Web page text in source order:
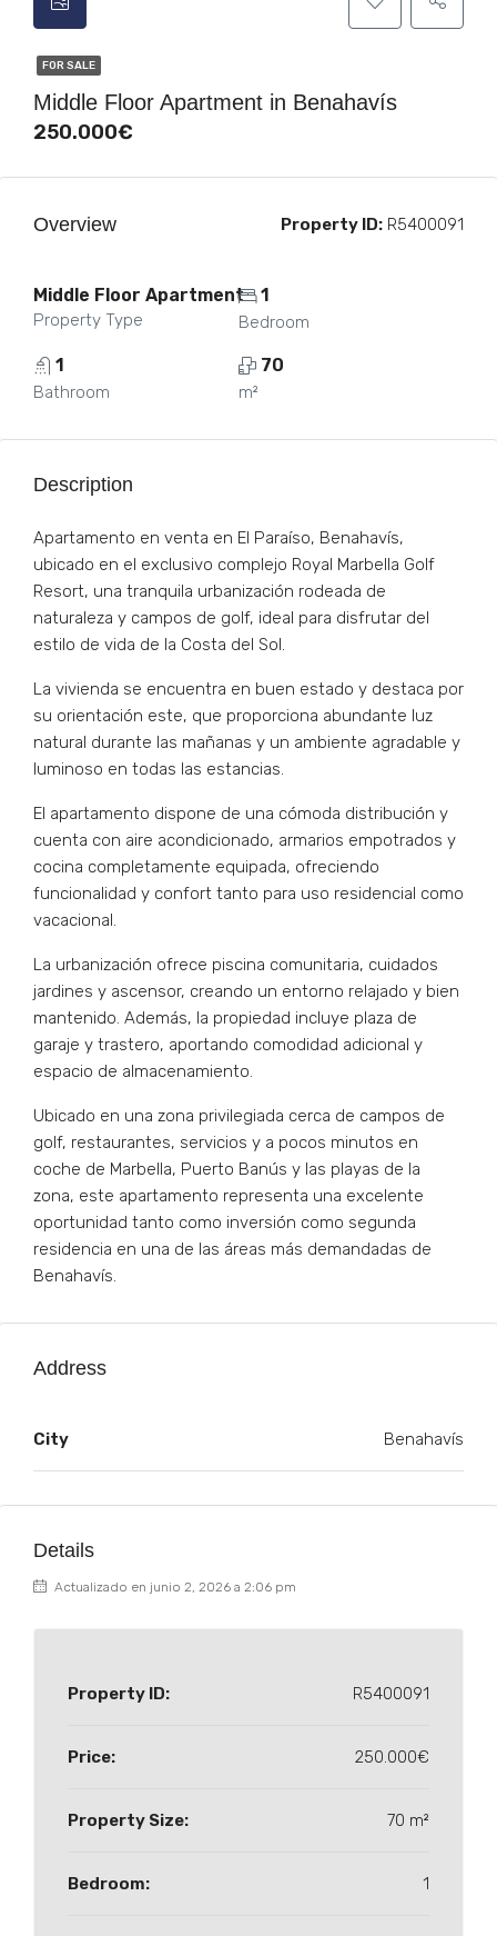
FOR SALE
Middle Floor Apartment in Benahavís
250.000€
Overview Property ID: R5400091
Middle Floor Apartment
Property Type
1
Bedroom
1
Bathroom
70
m²
Description
Apartamento en venta en El Paraíso, Benahavís,
ubicado en el exclusivo complejo Royal Marbella Golf
Resort, una tranquila urbanización rodeada de
naturaleza y campos de golf, ideal para disfrutar del
estilo de vida de la Costa del Sol.
La vivienda se encuentra en buen estado y destaca por
su orientación este, que proporciona abundante luz
natural durante las mañanas y un ambiente agradable y
luminoso en todas las estancias.
El apartamento dispone de una cómoda distribución y
cuenta con aire acondicionado, armarios empotrados y
cocina completamente equipada, ofreciendo
funcionalidad y confort tanto para uso residencial como
vacacional.
La urbanización ofrece piscina comunitaria, cuidados
jardines y ascensor, creando un entorno relajado y bien
mantenido. Además, la propiedad incluye plaza de
garaje y trastero, aportando comodidad adicional y
espacio de almacenamiento.
Ubicado en una zona privilegiada cerca de campos de
golf, restaurantes, servicios y a pocos minutos en
coche de Marbella, Puerto Banús y las playas de la
zona, este apartamento representa una excelente
oportunidad tanto como inversión como segunda
residencia en una de las áreas más demandadas de
Benahavís.
Address
City Benahavís
Details
Actualizado en junio 2, 2026 a 2:06 pm
Property ID: R5400091
Price: 250.000€
Property Size: 70 m²
Bedroom: 1